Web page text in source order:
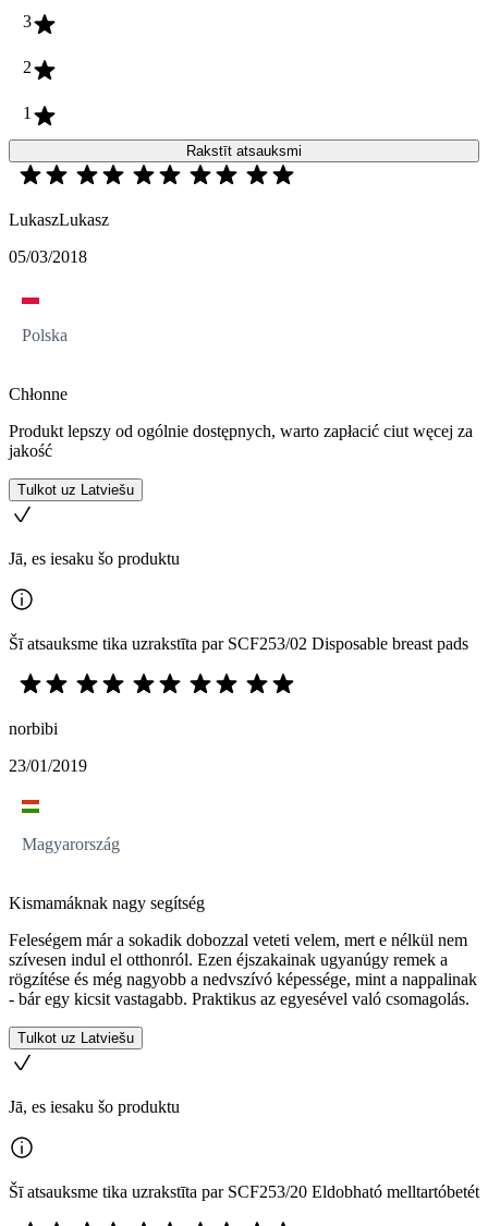
3
2
1
Rakstīt atsauksmi
LukaszLukasz
05/03/2018
Polska
Chłonne
Produkt lepszy od ogólnie dostępnych, warto zapłacić ciut węcej za
jakość
Tulkot uz Latviešu
Jā, es iesaku šo produktu
Šī atsauksme tika uzrakstīta par SCF253/02 Disposable breast pads
norbibi
23/01/2019
Magyarország
Kismamáknak nagy segítség
Feleségem már a sokadik dobozzal veteti velem, mert e nélkül nem
szívesen indul el otthonról. Ezen éjszakainak ugyanúgy remek a
rögzítése és még nagyobb a nedvszívó képessége, mint a nappalinak
- bár egy kicsit vastagabb. Praktikus az egyesével való csomagolás.
Tulkot uz Latviešu
Jā, es iesaku šo produktu
Šī atsauksme tika uzrakstīta par SCF253/20 Eldobható melltartóbetét